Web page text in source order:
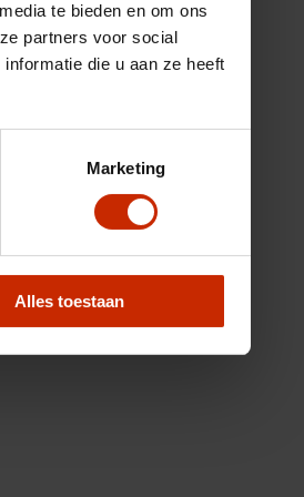
te bieden en om ons
partners voor social
die u aan ze heeft
Marketing
Alles toestaan